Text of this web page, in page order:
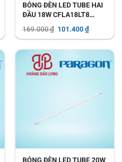
₫.
BÓNG ĐÈN LED TUBE HAI
ĐẦU 18W CFLA18LT8
169.000₫ Giá
là:
169.000 ₫.
101.400₫Giá
hiện
tại
là:
101.400 ₫.
BÓNG ĐÈN LED TUBE 20W